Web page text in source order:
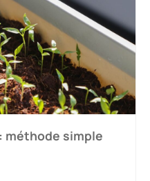
méthode simple